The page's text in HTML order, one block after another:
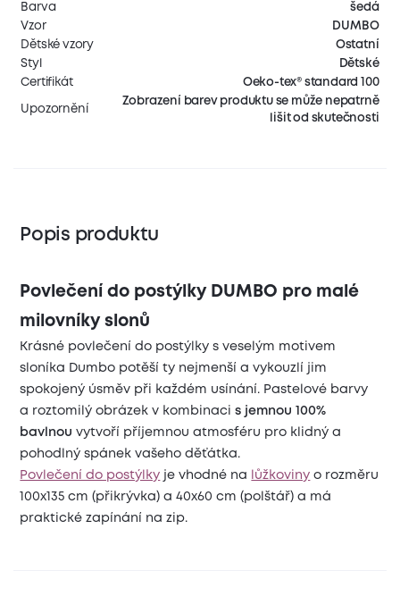
Barva
šedá
Vzor
DUMBO
Dětské vzory
Ostatní
Styl
Dětské
Certifikát
Oeko-tex® standard 100
Upozornění
Zobrazení barev produktu se může nepatrně
lišit od skutečnosti
Popis produktu
Povlečení do postýlky DUMBO pro malé
milovníky slonů
Krásné povlečení do postýlky s veselým motivem
sloníka Dumbo potěší ty nejmenší a vykouzlí jim
spokojený úsměv při každém usínání. Pastelové barvy
a roztomilý obrázek v kombinaci
s jemnou 100%
bavlnou vytvoří příjemnou atmosféru pro klidný a
pohodlný spánek vašeho děťátka.
Povlečení do postýlky je vhodné na lůžkoviny o rozměru
100x135 cm (přikrývka) a 40x60 cm (polštář) a má
praktické zapínání na zip.